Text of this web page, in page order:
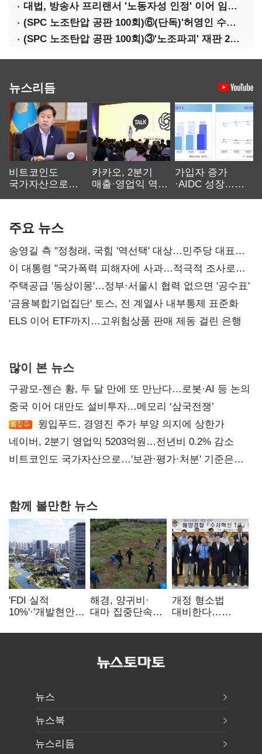
대법, 방송사 프리랜서 '노동자성 인정' 이어 임금차별 '제동'
(SPC 노조탄압 공판 100회)⑥(단독)'허영인 수사기밀 유출' 임원, 출소하자 '억대 연봉' 고문으로
(SPC 노조탄압 공판 100회)③'노조파괴' 재판 2년 만의 증언…파리바게뜨 지회장 "허영인에 엄벌을"
뉴스리듬
비트코인도
국가자산으로…'
카카오, 2분기
매출·영업익 역대
가입자 증가
·AIDC 성장…
주요 뉴스
송영길 측 "정청래, 국힘 '역선택' 대상…민주당 대표로
총선 지휘 못해"
이 대통령 "국가폭력 피해자에 사과…적극적 조사로
진실 밝혀야"
주택공급 '동상이몽'…정부·서울시 협력 없으면 '공수표'
'금융복합기업집단' 토스, 전 계열사 내부통제 표준화
ELS 이어 ETF까지…고위험상품 판매 제동 걸린 은행
많이 본 뉴스
구광모-젠슨 황, 두 달 만에 또 만난다…로봇·AI 등 논의
중국 이어 대만도 설비투자…메모리 ‘삼국전쟁’
윙입푸드, 경영진 주가 부양 의지에 상한가
네이버, 2분기 영업익 5203억원…전년비 0.2% 감소
비트코인도 국가자산으로…'보관·평가·처분' 기준은
함께 볼만한 뉴스
'FDI 실적
10%'·'개발현안
인천경제청장
해경, 양귀비·
대마 집중단속…
249명 검거
개정 형소법
대비한다…
'수사혁신TF'
뉴스
뉴스북
뉴스리듬